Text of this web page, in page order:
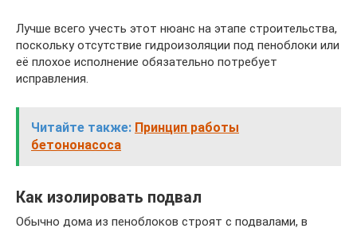
Лучше всего учесть этот нюанс на этапе строительства,
поскольку отсутствие гидроизоляции под пеноблоки или
её плохое исполнение обязательно потребует
исправления.
Читайте также: Принцип работы
бетононасоса
Как изолировать подвал
Обычно дома из пеноблоков строят с подвалами, в